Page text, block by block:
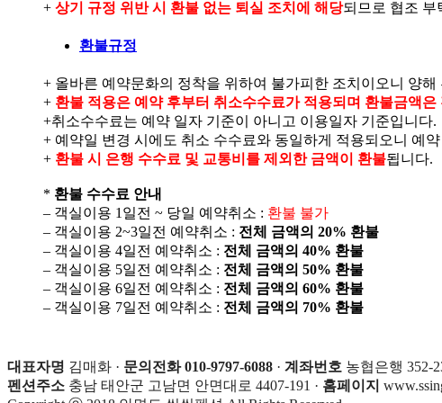
+ 상기 규정 위반 시 환불 없는 퇴실 조치에 해당되므로 협조 부
환불규정
+ 올바른 예약문화의 정착을 위하여 불가피한 조치이오니 양해
+ 환불 적용은 예약 후부터 취소수수료가 적용되며 환불금액은
+취소수수료는 예약 일자 기준이 아니고 이용일자 기준입니다.
+ 예약일 변경 시에도 취소 수수료와 동일하게 적용되오니 예
+ 환불 시 은행 수수료 및 교통비를 제외한 금액이 환불됩니다.
* 환불 수수료 안내
– 객실이용 1일전 ~ 당일 예약취소 : 환불 불가
– 객실이용 2~3일전 예약취소 : 전체 금액의 20% 환불
– 객실이용 4일전 예약취소 : 전체 금액의 40% 환불
– 객실이용 5일전 예약취소 : 전체 금액의 50% 환불
– 객실이용 6일전 예약취소 : 전체 금액의 60% 환불
– 객실이용 7일전 예약취소 : 전체 금액의 70% 환불
대표자명 김매화 · 문의전화 010-9797-6088 · 계좌번호 농협은행 352-
펜션주소 충남 태안군 고남면 안면대로 4407-191 · 홈페이지